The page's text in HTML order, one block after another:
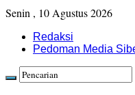
Senin , 10 Agustus 2026
Redaksi
Pedoman Media